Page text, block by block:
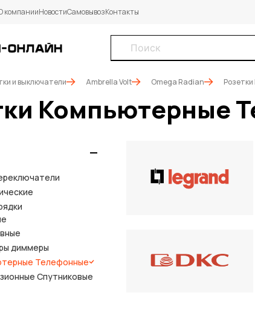
компанииНовостиСамовывозКонтакты
и выключатели Ambrella Volt Omega Radian
Компьютерные
диммеры
Телефонные
Спутниковые